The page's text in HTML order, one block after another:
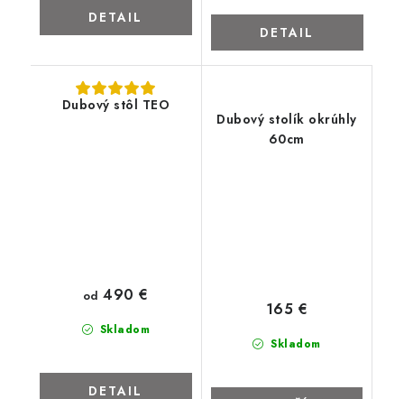
DETAIL
DETAIL
Dubový stôl TEO
Skladom
od 490 €
DETAIL
Dubový stolík okrúhly
60cm
Skladom
165 €